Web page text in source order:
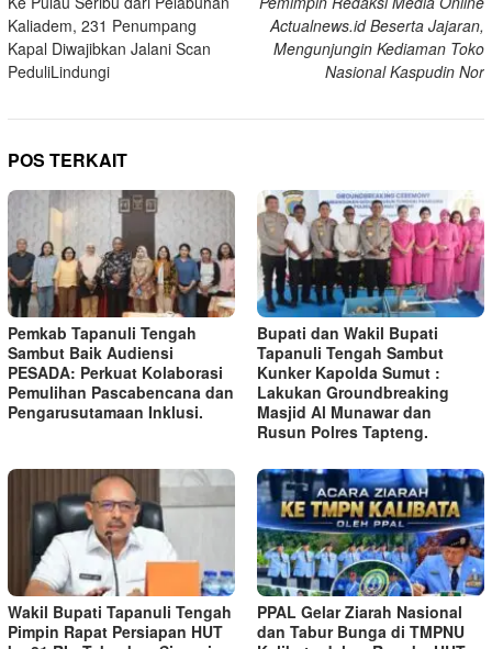
pos
Kaliadem, 231 Penumpang
Kapal Diwajibkan Jalani Scan
PeduliLindungi
Actualnews.id Beserta Jajaran,
Mengunjungin Kediaman Toko
Nasional Kaspudin Nor
POS TERKAIT
Pemkab Tapanuli Tengah
Sambut Baik Audiensi
PESADA: Perkuat Kolaborasi
Pemulihan Pascabencana dan
Pengarusutamaan Inklusi.
Bupati dan Wakil Bupati
Tapanuli Tengah Sambut
Kunker Kapolda Sumut :
Lakukan Groundbreaking
Masjid Al Munawar dan
Rusun Polres Tapteng.
Wakil Bupati Tapanuli Tengah
Pimpin Rapat Persiapan HUT
PPAL Gelar Ziarah Nasional
dan Tabur Bunga di TMPNU